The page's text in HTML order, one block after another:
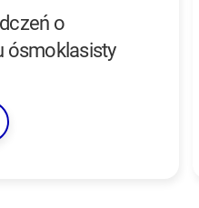
o
ósmoklasisty